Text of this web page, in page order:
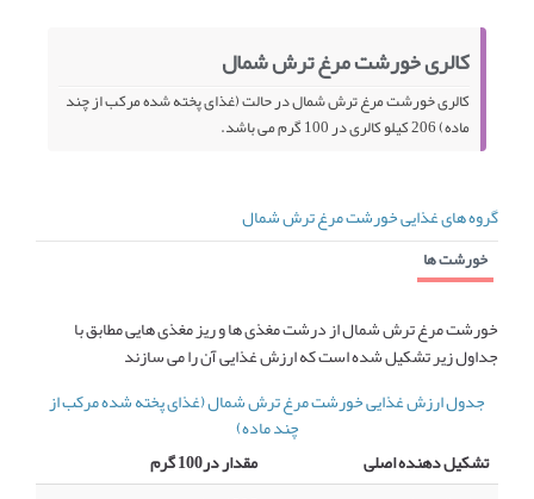
کالری خورشت مرغ ترش شمال
کالری خورشت مرغ ترش شمال در حالت (غذای پخته شده مرکب از چند
ماده) 206 کیلو کالری در 100 گرم می باشد.
گروه های غذایی خورشت مرغ ترش شمال
خورشت ها
خورشت مرغ ترش شمال از درشت مغذی ها و ریز مغذی هایی مطابق با
جداول زیر تشکیل شده است که ارزش غذایی آن را می سازند
جدول ارزش غذایی خورشت مرغ ترش شمال (غذای پخته شده مرکب از
چند ماده)
تشکیل دهنده اصلی
مقدار در100 گرم